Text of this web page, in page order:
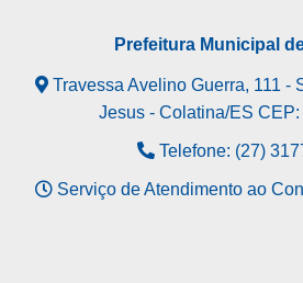
Prefeitura Municipal
Travessa Avelino Guerra, 111 -
Jesus - Colatina/ES
Telefone: (27)
Serviço de Atendimento ao